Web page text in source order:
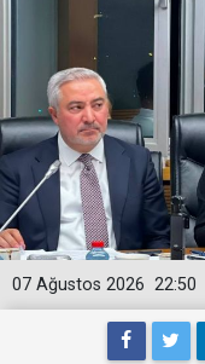
22:50
07 Ağustos 2026